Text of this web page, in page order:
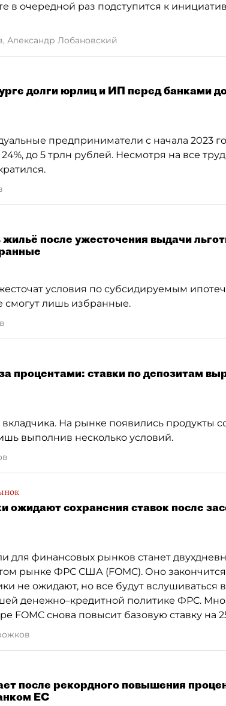
в очередной раз подступится к
Александр Лобановский
долги юрлиц и ИП перед банками
предприниматели с начала 2023
до 5 трлн рублей. Несмотря на все
после ужесточения выдачи
условия по субсидируемым
смогут лишь избранные.
процентами: ставки по депозитам
На рынке появились продукты со
выполнив несколько условий.
ожидают сохранения ставок после
финансовых рынков станет
рынке ФРС США (FOMC). Оно
не ожидают, но все будут вслушиваться
денежно–кредитной политике ФРС.
FOMC снова повысит базовую ставку на
после рекордного повышения
ЕС